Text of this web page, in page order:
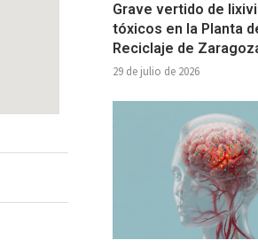
Grave vertido de
tóxicos en la Planta
Reciclaje de
29 de julio de 2026